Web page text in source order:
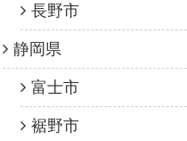
長野市
静岡県
富士市
裾野市